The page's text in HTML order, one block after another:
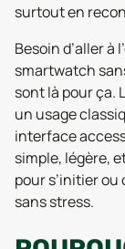
surtout en
Besoin d’aller à
smartwatch
sont là pour ça.
un usage
interface
simple, légère,
pour s’initier
sans stress.